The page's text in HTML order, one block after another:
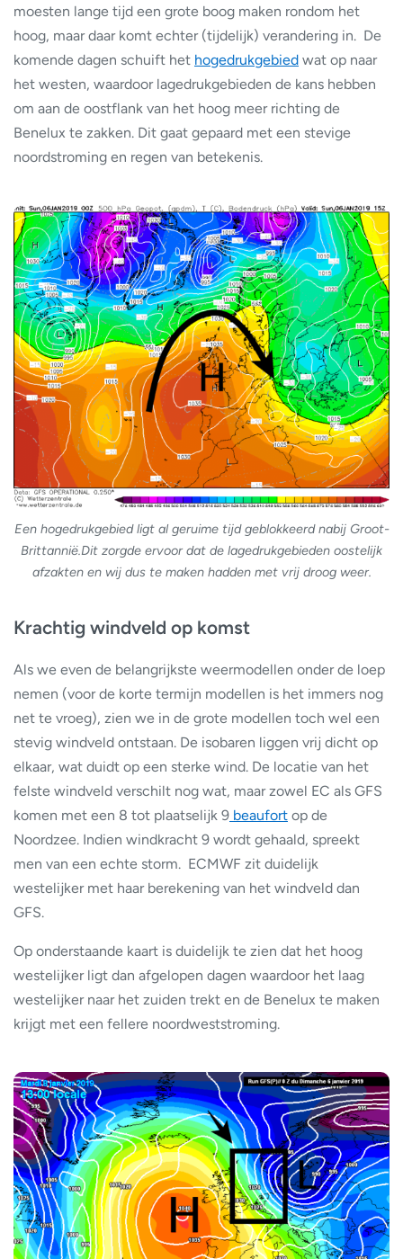
moesten lange tijd een grote boog maken rondom het
hoog, maar daar komt echter (tijdelijk) verandering in. De
komende dagen schuift het hogedrukgebied wat op naar
het westen, waardoor lagedrukgebieden de kans hebben
om aan de oostflank van het hoog meer richting de
Benelux te zakken. Dit gaat gepaard met een stevige
noordstroming en regen van betekenis.
Een hogedrukgebied ligt al geruime tijd geblokkeerd nabij Groot-
Brittannië.Dit zorgde ervoor dat de lagedrukgebieden oostelijk
afzakten en wij dus te maken hadden met vrij droog weer.
Krachtig windveld op komst
Als we even de belangrijkste weermodellen onder de loep
nemen (voor de korte termijn modellen is het immers nog
net te vroeg), zien we in de grote modellen toch wel een
stevig windveld ontstaan. De isobaren liggen vrij dicht op
elkaar, wat duidt op een sterke wind. De locatie van het
felste windveld verschilt nog wat, maar zowel EC als GFS
komen met een 8 tot plaatselijk 9 beaufort op de
Noordzee. Indien windkracht 9 wordt gehaald, spreekt
men van een echte storm. ECMWF zit duidelijk
westelijker met haar berekening van het windveld dan
GFS.
Op onderstaande kaart is duidelijk te zien dat het hoog
westelijker ligt dan afgelopen dagen waardoor het laag
westelijker naar het zuiden trekt en de Benelux te maken
krijgt met een fellere noordweststroming.